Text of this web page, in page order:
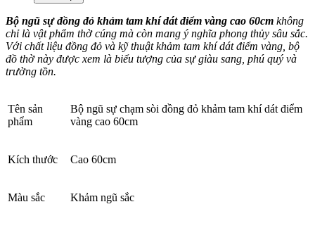
Bộ ngũ sự đồng đỏ khảm tam khí dát điểm vàng cao 60cm không
chỉ là vật phẩm thờ cúng mà còn mang ý nghĩa phong thủy sâu sắc.
Với chất liệu đồng đỏ và kỹ thuật khảm tam khí dát điểm vàng, bộ
đồ thờ này được xem là biểu tượng của sự giàu sang, phú quý và
trường tồn.
Tên sản
phẩm
Bộ ngũ sự chạm sòi đồng đỏ khảm tam khí dát điểm
vàng cao 60cm
Kích thước Cao 60cm
Màu sắc Khảm ngũ sắc